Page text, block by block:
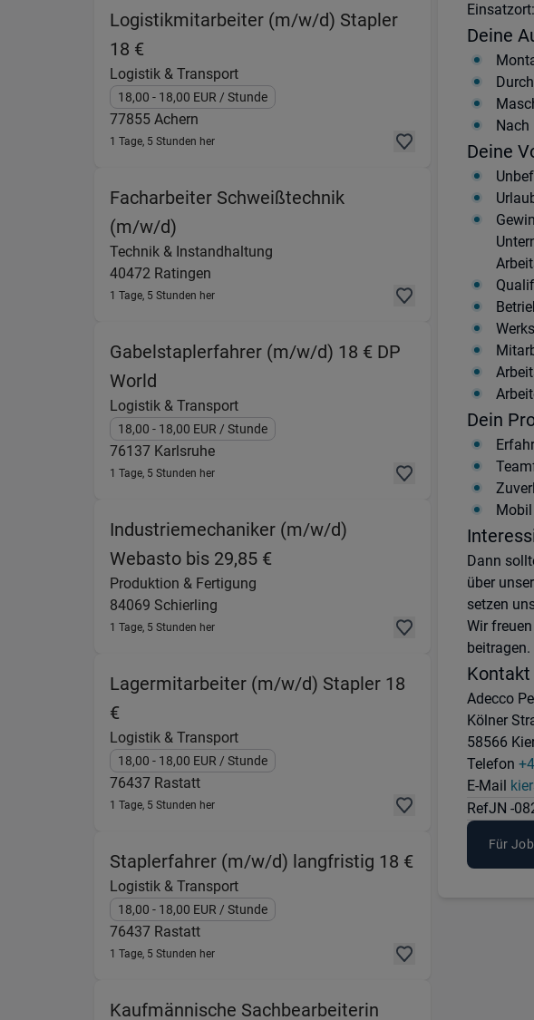
Logistikmitarbeiter (m/w/d) Stapler
18 €
Logistik & Transport
18,00 - 18,00 EUR / Stunde
77855 Achern
1 Tage, 5 Stunden her
Facharbeiter Schweißtechnik
(m/w/d) (Technik & Instandhaltung) in 40472
Technik & Instandhaltung
40472 Ratingen
1 Tage, 5 Stunden her
Gabelstaplerfahrer (m/w/d) 18 € DP
World (Logistik & Transport) in 76137 Karlsruhe
Logistik & Transport
18,00 - 18,00 EUR / Stunde
76137 Karlsruhe
1 Tage, 5 Stunden her
Industriemechaniker (m/w/d)
Webasto bis 29,85 € (Produktion & Fertigung) in
Produktion & Fertigung
84069 Schierling
1 Tage, 5 Stunden her
Lagermitarbeiter (m/w/d) Stapler 18
€
Logistik & Transport
18,00 - 18,00 EUR / Stunde
76437 Rastatt
1 Tage, 5 Stunden her
Staplerfahrer (m/w/d) langfristig 18 € (Logistik &
Logistik & Transport
18,00 - 18,00 EUR / Stunde
76437 Rastatt
1 Tage, 5 Stunden her
Kaufmännische Sachbearbeiterin
Deine
Nach
Deine
Dein
Mobil
Dann
über
setzen
Wir
beitragen.
Kontakt
Adecco
Kölner
58566
Telefon
E-Mail
RefJN -
Für